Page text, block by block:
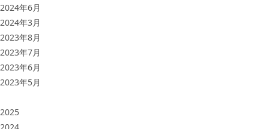
2024年6月
2024年3月
2023年8月
2023年7月
2023年6月
2023年5月
2025